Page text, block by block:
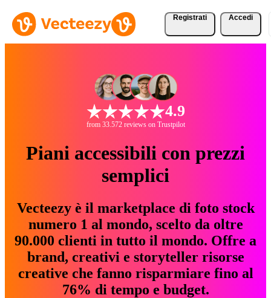
Registrati Accedi
4.9
from 33.572 reviews on Trustpilot
Piani accessibili con prezzi
semplici
Vecteezy è il marketplace di foto stock
numero 1 al mondo, scelto da oltre
90.000 clienti in tutto il mondo. Offre a
brand, creativi e storyteller risorse
creative che fanno risparmiare fino al
76% di tempo e budget.